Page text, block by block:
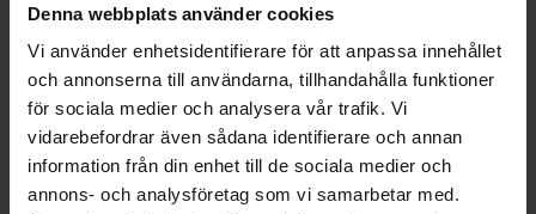
Denna webbplats använder cookies
Vi använder enhetsidentifierare för att anpassa innehållet
och annonserna till användarna, tillhandahålla funktioner
för sociala medier och analysera vår trafik. Vi
vidarebefordrar även sådana identifierare och annan
information från din enhet till de sociala medier och
annons- och analysföretag som vi samarbetar med.
Beskrivning Dölj
Läs alltid bipacksedeln innan
användning.